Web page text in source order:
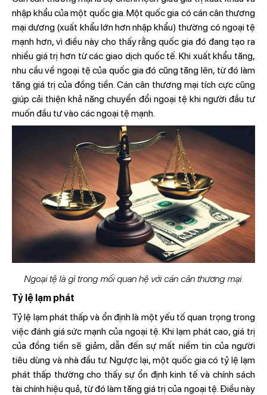
nhập khẩu của một quốc gia. Một quốc gia có cán cân thương
mại dương (xuất khẩu lớn hơn nhập khẩu) thường có ngoại tệ
mạnh hơn, vì điều này cho thấy rằng quốc gia đó đang tạo ra
nhiều giá trị hơn từ các giao dịch quốc tế. Khi xuất khẩu tăng,
nhu cầu về ngoại tệ của quốc gia đó cũng tăng lên, từ đó làm
tăng giá trị của đồng tiền. Cán cân thương mại tích cực cũng
giúp cải thiện khả năng chuyển đổi ngoại tệ khi người đầu tư
muốn đầu tư vào các ngoại tệ mạnh.
Ngoại tệ là gì trong mối quan hệ với cán cân thương mại.
Tỷ lệ lạm phát
Tỷ lệ lạm phát thấp và ổn định là một yếu tố quan trọng trong
việc đánh giá sức mạnh của ngoại tệ. Khi lạm phát cao, giá trị
của đồng tiền sẽ giảm, dẫn đến sự mất niềm tin của người
tiêu dùng và nhà đầu tư. Ngược lại, một quốc gia có tỷ lệ lạm
phát thấp thường cho thấy sự ổn định kinh tế và chính sách
tài chính hiệu quả, từ đó làm tăng giá trị của ngoại tệ. Điều này